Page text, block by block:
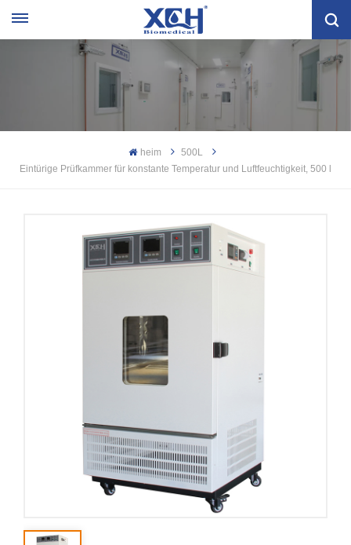
heim
500L
Eintürige Prüfkammer für konstante Temperatur und Luftfeuchtigkeit, 500 l